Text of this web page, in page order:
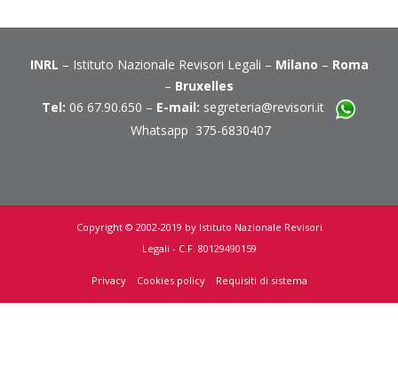
INRL – Istituto Nazionale Revisori Legali – Milano – Roma
– Bruxelles
Tel: 06 67.90.650 – E-mail: segreteria@revisori.it
Whatsapp 375-6830407
Copyright © 2002-2019 by Istituto Nazionale Revisori
Legali - C.F. 80129490159
Privacy Cookies policy Requisiti di sistema